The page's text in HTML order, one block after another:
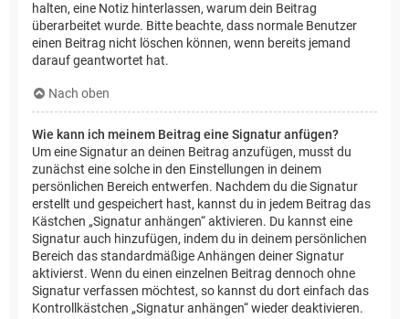
halten, eine Notiz hinterlassen, warum dein Beitrag
überarbeitet wurde. Bitte beachte, dass normale Benutzer
einen Beitrag nicht löschen können, wenn bereits jemand
darauf geantwortet hat.
Nach oben
Wie kann ich meinem Beitrag eine Signatur anfügen?
Um eine Signatur an deinen Beitrag anzufügen, musst du
zunächst eine solche in den Einstellungen in deinem
persönlichen Bereich entwerfen. Nachdem du die Signatur
erstellt und gespeichert hast, kannst du in jedem Beitrag das
Kästchen „Signatur anhängen“ aktivieren. Du kannst eine
Signatur auch hinzufügen, indem du in deinem persönlichen
Bereich das standardmäßige Anhängen deiner Signatur
aktivierst. Wenn du einen einzelnen Beitrag dennoch ohne
Signatur verfassen möchtest, so kannst du dort einfach das
Kontrollkästchen „Signatur anhängen“ wieder deaktivieren.